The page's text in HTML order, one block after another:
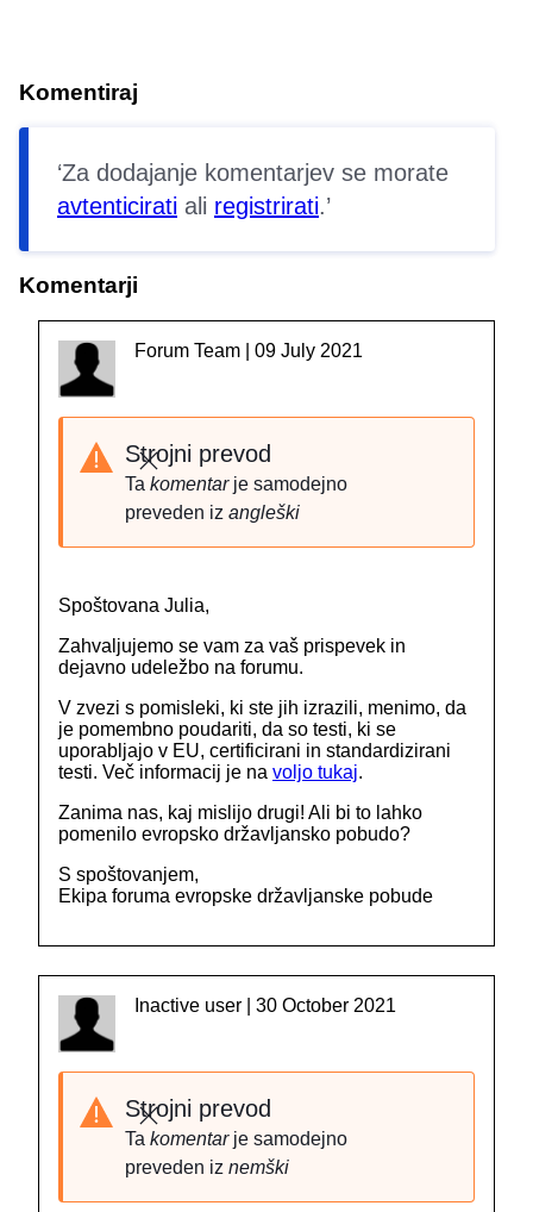
Komentiraj
Za dodajanje komentarjev se morate
avtenticirati ali registrirati.
Komentarji
Forum Team | 09 July 2021
Zapri
Strojni prevod
Ta komentarje samodejno
preveden iz angleški
Spoštovana Julia,
Zahvaljujemo se vam za vaš prispevek in
dejavno udeležbo na forumu.
V zvezi s pomisleki, ki ste jih izrazili, menimo, da
je pomembno poudariti, da so testi, ki se
uporabljajo v EU, certificirani in standardizirani
testi. Več informacij je na voljo tukaj.
Zanima nas, kaj mislijo drugi! Ali bi to lahko
pomenilo evropsko državljansko pobudo?
S spoštovanjem,
Ekipa foruma evropske državljanske pobude
Inactive user | 30 October 2021
Zapri
Strojni prevod
Ta komentarje samodejno
preveden iz nemški